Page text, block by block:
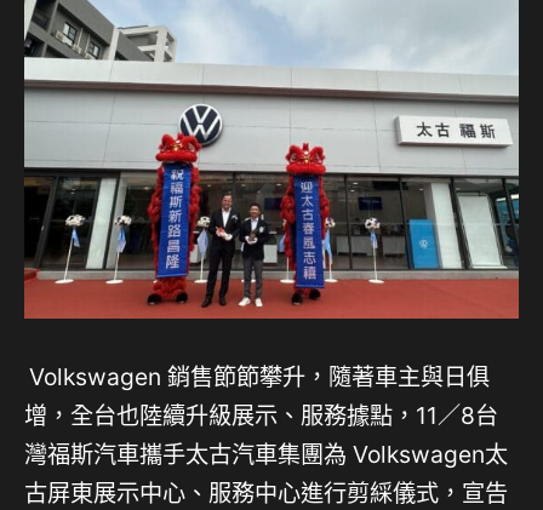
Volkswagen 銷售節節攀升，隨著車主與日俱
增，全台也陸續升級展示、服務據點，11／8台
灣福斯汽車攜手太古汽車集團為 Volkswagen太
古屏東展示中心、服務中心進行剪綵儀式，宣告